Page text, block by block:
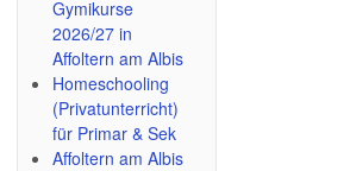
Gymikurse
2026/27 in
Affoltern am Albis
Homeschooling
(Privatunterricht)
für Primar & Sek
Affoltern am Albis